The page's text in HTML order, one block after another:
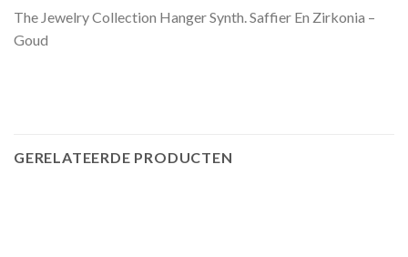
The Jewelry Collection Hanger Synth. Saffier En Zirkonia –
Goud
GERELATEERDE PRODUCTEN